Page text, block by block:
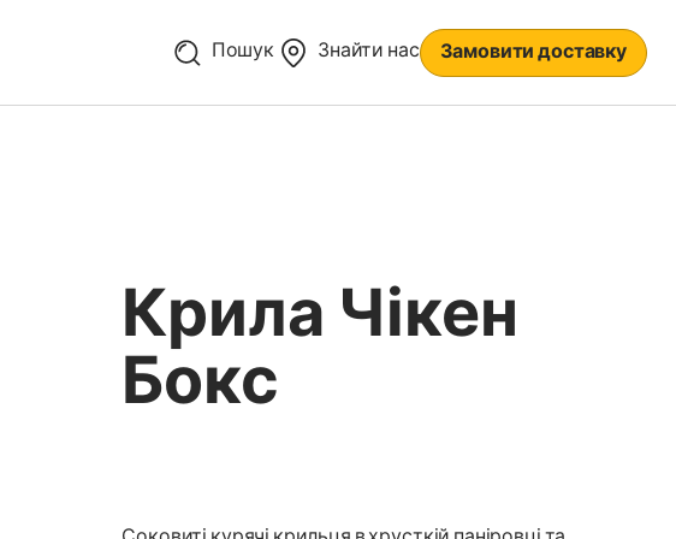
Пошук Знайти нас Замовити доставку
Крила Чікен
Бокс